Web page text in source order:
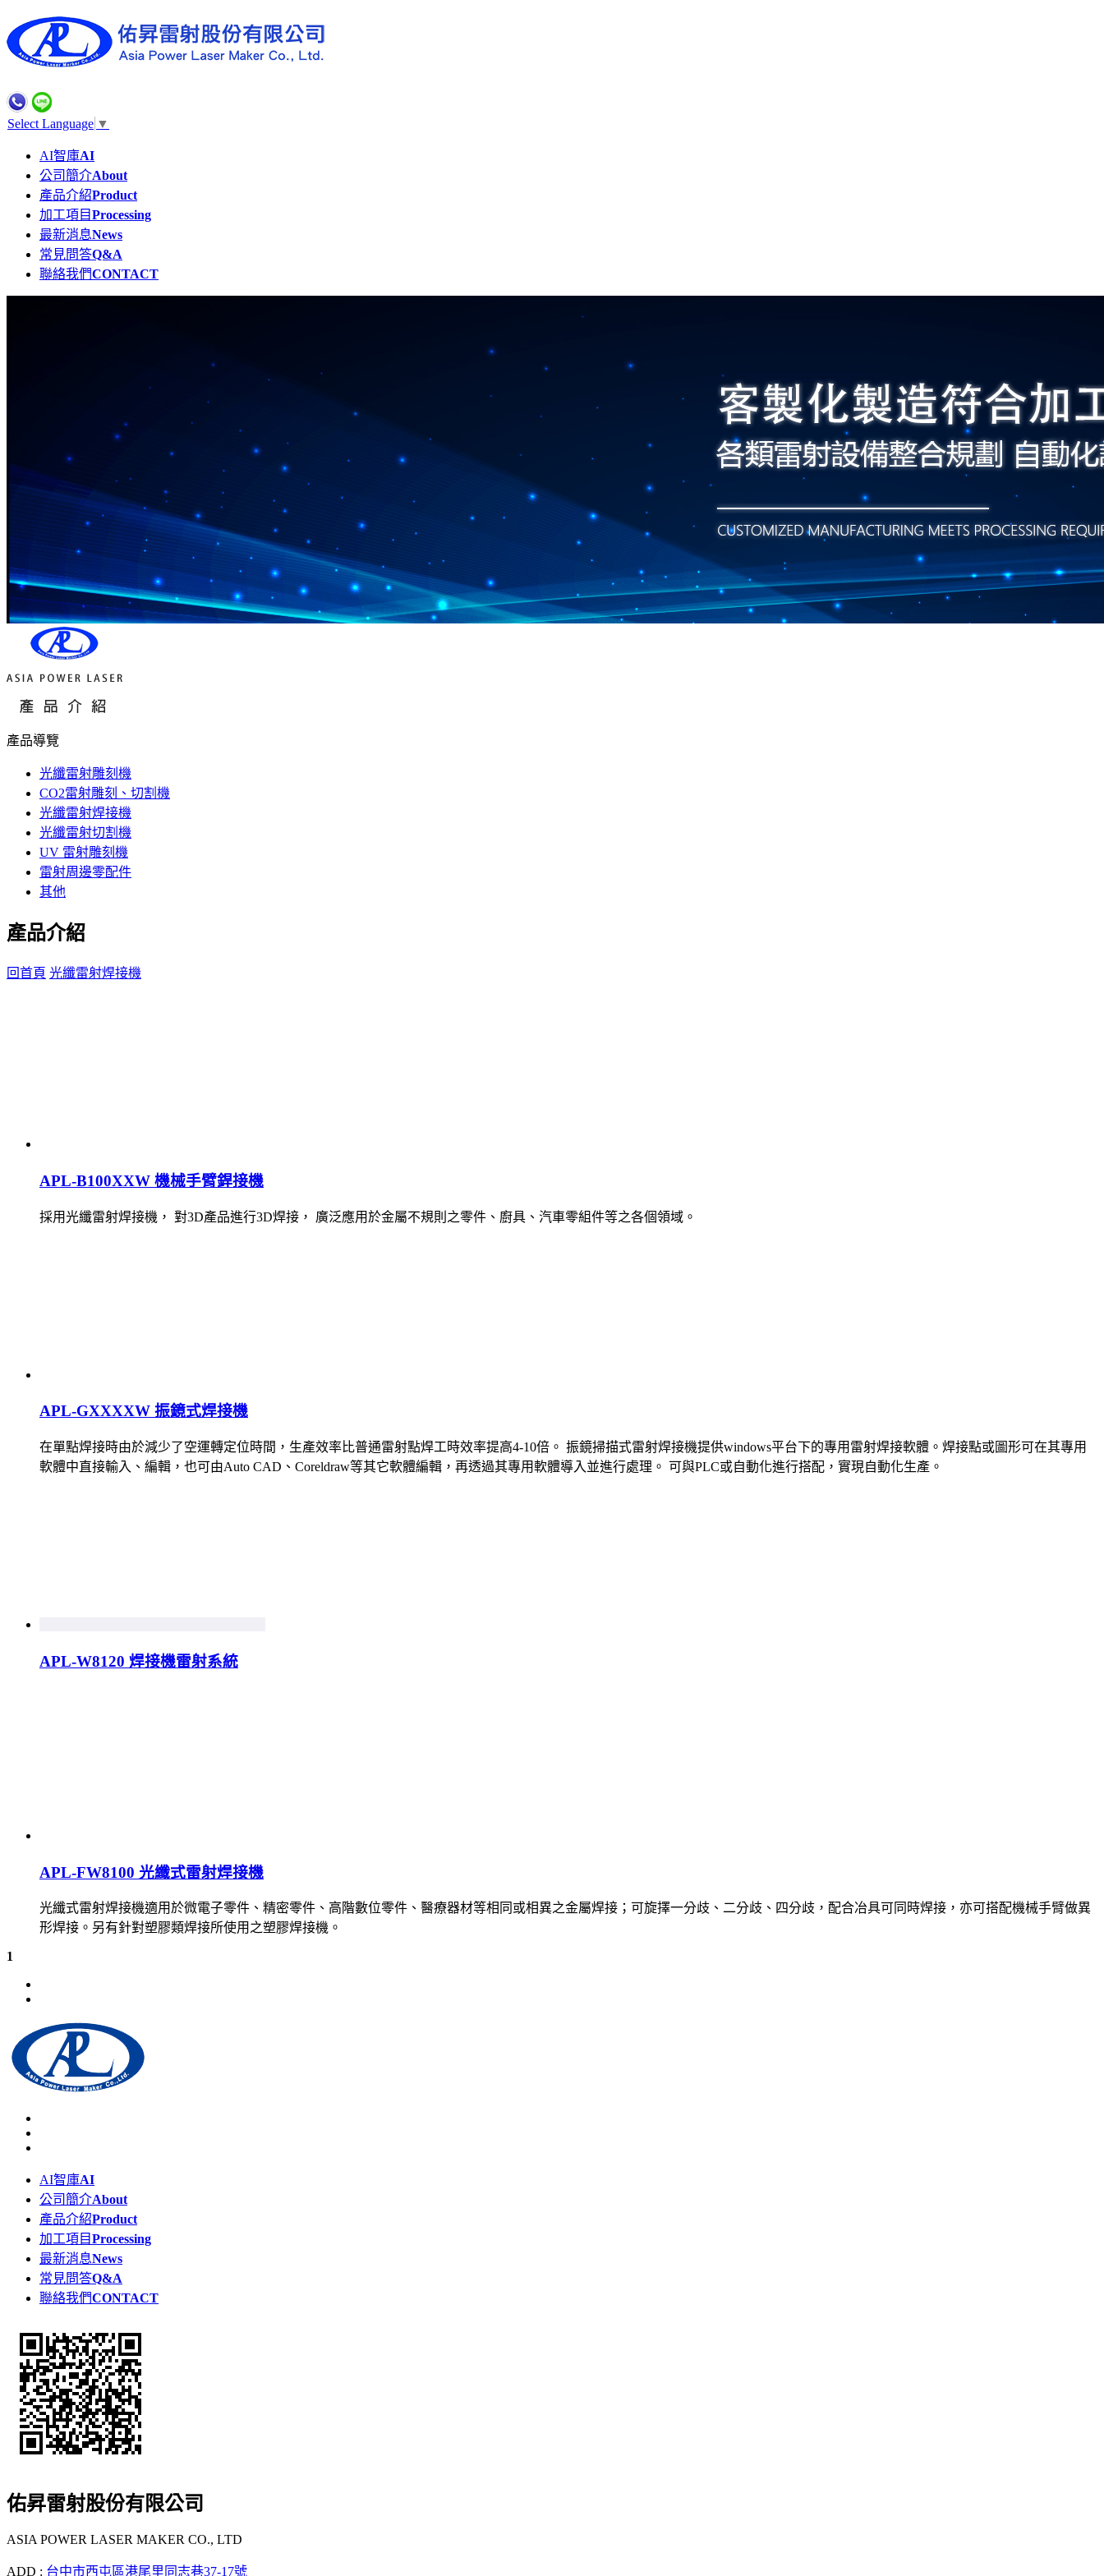
Select Language ▼
AI智庫AI
公司簡介About
產品介紹Product
加工項目Processing
最新消息News
常見問答Q&A
聯絡我們CONTACT
產品導覽
光纖雷射雕刻機
CO2雷射雕刻、切割機
光纖雷射焊接機
光纖雷射切割機
UV 雷射雕刻機
雷射周邊零配件
其他
產品介紹
回首頁 光纖雷射焊接機
APL-B100XXW 機械手臂銲接機
採用光纖雷射焊接機， 對3D產品進行3D焊接， 廣泛應用於金屬不規則之零件、廚具、汽車零組件等之各個領域。
APL-GXXXXW 振鏡式焊接機
在單點焊接時由於減少了空運轉定位時間，生產效率比普通雷射點焊工時效率提高4-10倍。 振鏡掃描式雷射焊接機提供windows平台下的專用雷射焊接軟體。焊接點或圖形可在其專用
軟體中直接輸入、編輯，也可由Auto CAD、Coreldraw等其它軟體編輯，再透過其專用軟體導入並進行處理。 可與PLC或自動化進行搭配，實現自動化生產。
APL-W8120 焊接機雷射系統
APL-FW8100 光纖式雷射焊接機
光纖式雷射焊接機適用於微電子零件、精密零件、高階數位零件、醫療器材等相同或相異之金屬焊接；可旋擇一分歧、二分歧、四分歧，配合冶具可同時焊接，亦可搭配機械手臂做異
形焊接。另有針對塑膠類焊接所使用之塑膠焊接機。
1
AI智庫AI
公司簡介About
產品介紹Product
加工項目Processing
最新消息News
常見問答Q&A
聯絡我們CONTACT
佑昇雷射股份有限公司
ASIA POWER LASER MAKER CO., LTD
ADD : 台中市西屯區港尾里同志巷37-17號